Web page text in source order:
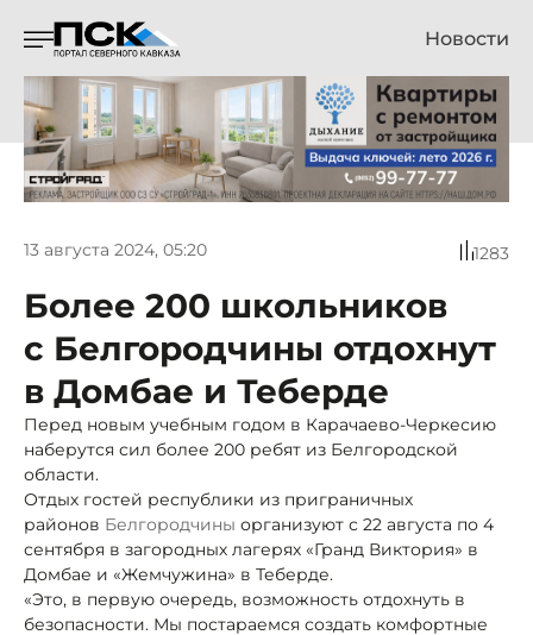
Новости
13 августа 2024, 05:20 1283
Более 200 школьников
с Белгородчины отдохнут
в Домбае и Теберде
Перед новым учебным годом в Карачаево-Черкесию
наберутся сил более 200 ребят из Белгородской
области.
Отдых гостей республики из приграничных
районов Белгородчины организуют с 22 августа по 4
сентября в загородных лагерях «Гранд Виктория» в
Домбае и «Жемчужина» в Теберде.
«Это, в первую очередь, возможность отдохнуть в
безопасности. Мы постараемся создать комфортные